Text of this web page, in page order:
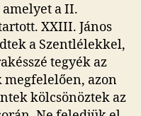
amelyet a II.
XXIII. János
a Szentlélekkel,
tegyék az
megfelelően, azon
kölcsönöztek az